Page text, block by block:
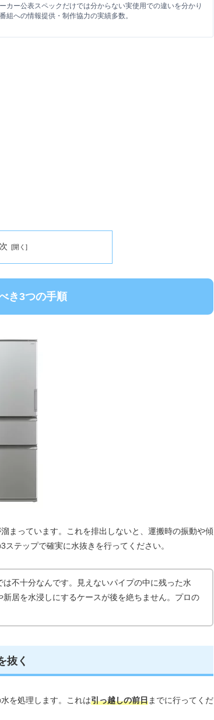
カー公表スペックだけでは分からない実使用での違いを分かり
組への情報提供・制作協力の実績多数。
き3つの手順
まっています。これを排出しないと、運搬時の振動や傾
テップで確実に水抜きを行ってください。
不十分なんです。見えないパイプの中に残った水
居を水浸しにするケースが後を絶ちません。プロの
抜く
を処理します。これは引っ越しの前日までに行ってくだ